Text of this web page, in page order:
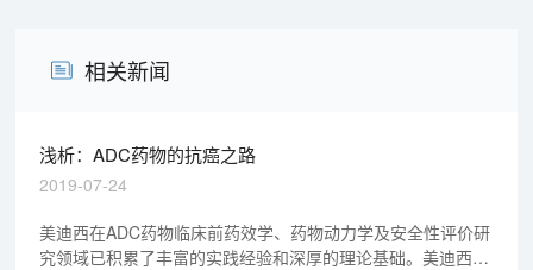
相关新闻
浅析：ADC药物的抗癌之路
2019-07-24
美迪西在ADC药物临床前药效学、药物动力学及安全性评价研
究领域已积累了丰富的实践经验和深厚的理论基础。美迪西有